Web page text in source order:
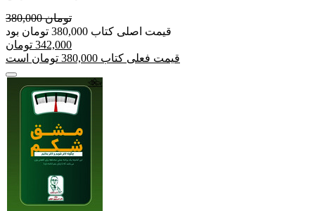
380,000 تومان
قیمت اصلی کتاب 380,000 تومان بود
342,000 تومان
قیمت فعلی کتاب 380,000 تومان است